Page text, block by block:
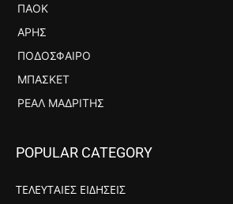
ΠΑΟΚ
ΆΡΗΣ
ΠΟΔΌΣΦΑΙΡΟ
ΜΠΆΣΚΕΤ
ΡΕΆΛ ΜΑΔΡΊΤΗΣ
POPULAR CATEGORY
ΤΕΛΕΥΤΑΙΕΣ ΕΙΔΗΣΕΙΣ